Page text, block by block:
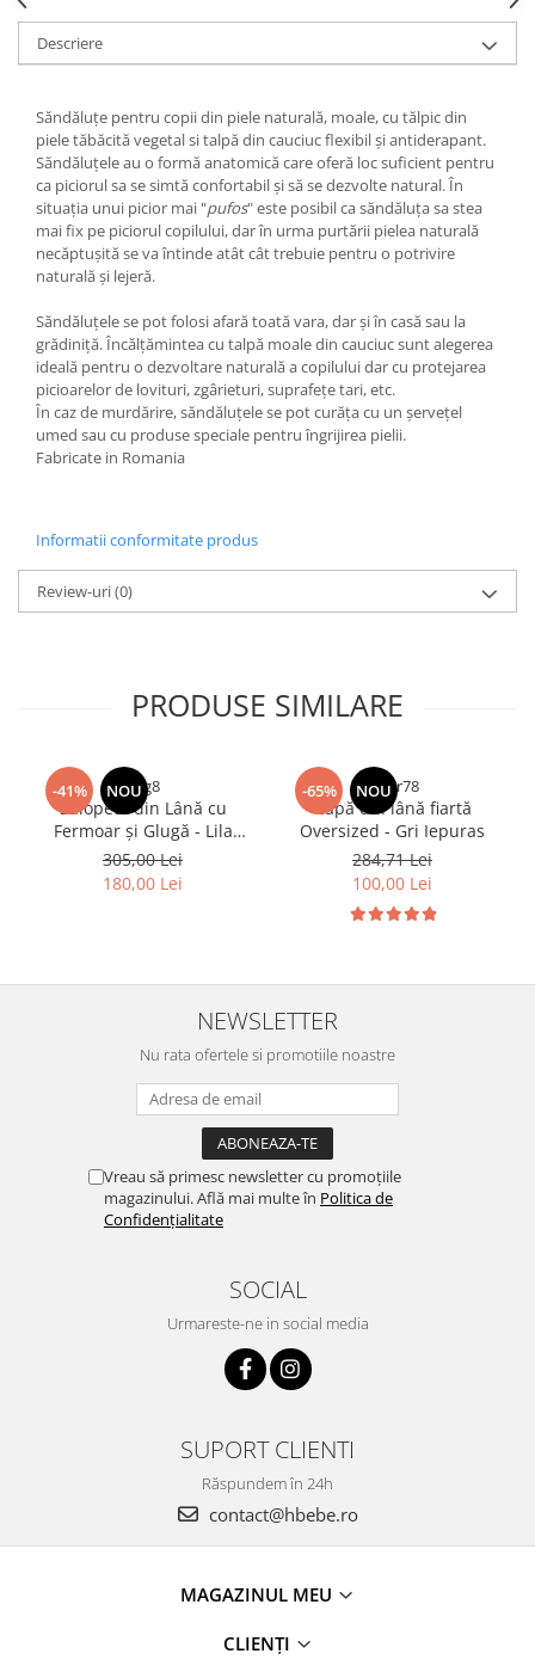
Descriere
Săndăluțe pentru copii din piele naturală, moale, cu tălpic din
piele tăbăcită vegetal si talpă din cauciuc flexibil și antiderapant.
Săndăluțele au o formă anatomică care oferă loc suficient pentru
ca piciorul sa se simtă confortabil și să se dezvolte natural. În
situația unui picior mai "pufos" este posibil ca săndăluța sa stea
mai fix pe piciorul copilului, dar în urma purtării pielea naturală
necăptușită se va întinde atât cât trebuie pentru o potrivire
naturală și lejeră.
Săndăluțele se pot folosi afară toată vara, dar și în casă sau la
grădiniță. Încălțămintea cu talpă moale din cauciuc sunt alegerea
ideală pentru o dezvoltare naturală a copilului dar cu protejarea
picioarelor de lovituri, zgârieturi, suprafețe tari, etc.
În caz de murdărire, săndăluțele se pot curăța cu un șervețel
umed sau cu produse speciale pentru îngrijirea pielii.
Fabricate in Romania
Informatii conformitate produs
Review-uri(0)
PRODUSE SIMILARE
-41% NOUrfrg8
Salopetă din Lână cu
Fermoar și Glugă - Lila
Bradut
305,00 Lei
180,00 Lei
-65% NOU
drgtr78
Capă din lână fiartă
Oversized - Gri Iepuras
284,71 Lei
100,00 Lei
NEWSLETTER
Nu rata ofertele si promotiile noastre
Vreau să primesc newsletter cu promoțiile
magazinului. Află mai multe în Politica de
Confidențialitate
SOCIAL
Urmareste-ne in social media
SUPORT CLIENTI
Răspundem în 24h
contact@hbebe.ro
MAGAZINUL MEU
CLIENȚI